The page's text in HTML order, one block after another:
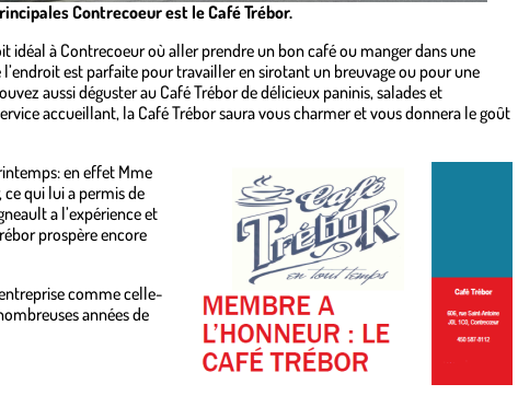
Contrecoeur est le Café Trébor.
idéal à Contrecoeur où aller prendre un bon café ou manger dans une
est parfaite pour travailler en sirotant un breuvage ou pour une
aussi déguster au Café Trébor de délicieux paninis, salades et
accueillant, la Café Trébor saura vous charmer et vous donnera le goût
en effet Mme
ce qui lui a permis de
a l’expérience et
prospère encore
comme celle-
années de